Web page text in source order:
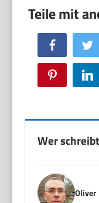
Facebook
Pinterest
Wer
Oliver